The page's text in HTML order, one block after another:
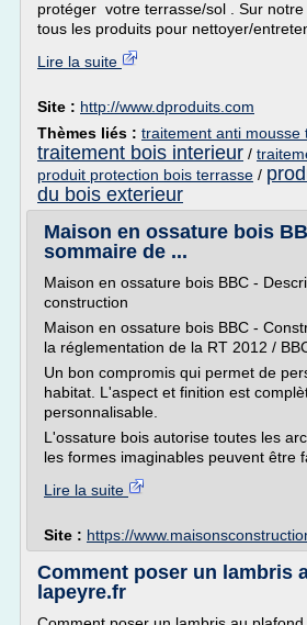
protéger votre terrasse/sol . Sur
tous les produits pour nettoyer/
Lire la suite
Site : http://www.dproduits.com
Thèmes liés : traitement anti mousse
traitement bois interieur /
produit protection bois terrasse /
du bois exterieur
Maison en ossature bois
sommaire de ...
Maison en ossature bois BBC -
construction
Maison en ossature bois BBC -
la réglementation de la RT 2012 /
Un bon compromis qui permet de
habitat. L'aspect et finition est
personnalisable.
L'ossature bois autorise toutes les
les formes imaginables peuvent être
Lire la suite
Site : https://
Comment poser un lambris
lapeyre.fr